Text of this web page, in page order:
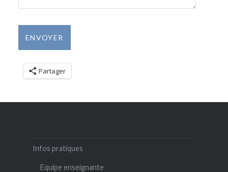
Partager
Infos pratiques
Equipe enseignante